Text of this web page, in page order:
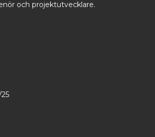
och projektutvecklare.